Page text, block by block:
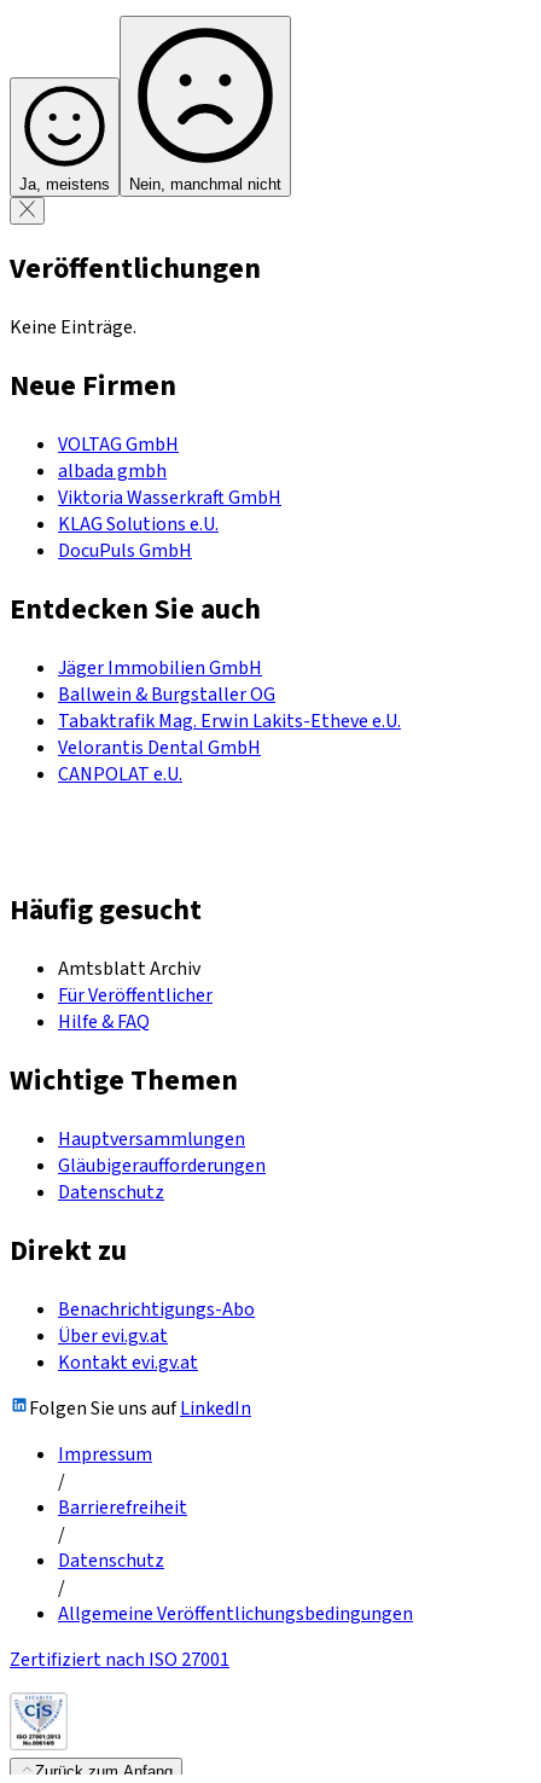
Ja, meistens Nein, manchmal nicht
Veröffentlichungen
Keine Einträge.
Neue Firmen
VOLTAG GmbH
albada gmbh
Viktoria Wasserkraft GmbH
KLAG Solutions e.U.
DocuPuls GmbH
Entdecken Sie auch
Jäger Immobilien GmbH
Ballwein & Burgstaller OG
Tabaktrafik Mag. Erwin Lakits-Etheve e.U.
Velorantis Dental GmbH
CANPOLAT e.U.
Häufig gesucht
Amtsblatt Archiv
Für Veröffentlicher
Hilfe & FAQ
Wichtige Themen
Hauptversammlungen
Gläubigeraufforderungen
Datenschutz
Direkt zu
Benachrichtigungs-Abo
Über evi.gv.at
Kontakt evi.gv.at
Folgen Sie uns aufLinkedIn
Impressum
/
Barrierefreiheit
/
Datenschutz
/
Allgemeine Veröffentlichungsbedingungen
Zertifiziert nach ISO 27001
Zurück zum Anfang